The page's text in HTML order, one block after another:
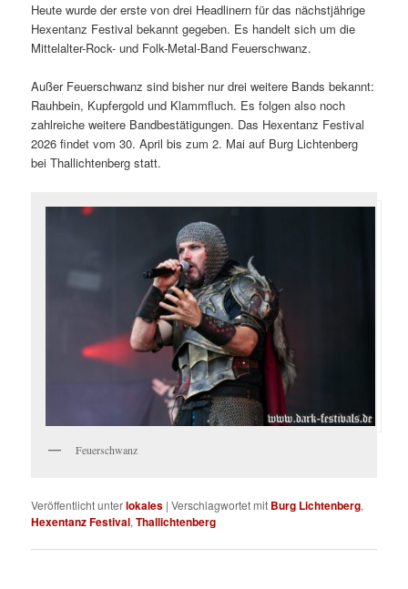
Heute wurde der erste von drei Headlinern für das nächstjährige
Hexentanz Festival bekannt gegeben. Es handelt sich um die
Mittelalter-Rock- und Folk-Metal-Band Feuerschwanz.
Außer Feuerschwanz sind bisher nur drei weitere Bands bekannt:
Rauhbein, Kupfergold und Klammfluch. Es folgen also noch
zahlreiche weitere Bandbestätigungen. Das Hexentanz Festival
2026 findet vom 30. April bis zum 2. Mai auf Burg Lichtenberg
bei Thallichtenberg statt.
Feuerschwanz
Veröffentlicht unterlokales |Verschlagwortet mit Burg Lichtenberg,
Hexentanz Festival,Thallichtenberg